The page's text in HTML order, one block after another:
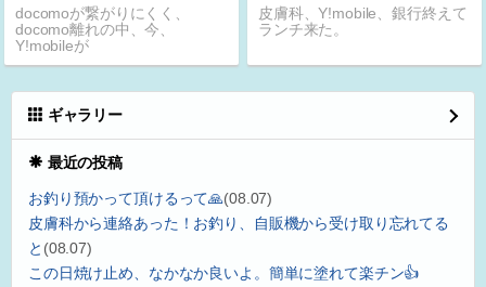
docomoが繋がりにくく、
docomo離れの中、今、
Y!mobileが
皮膚科、Y!mobile、銀行終えて
ランチ来た。
ギャラリー
最近の投稿
お釣り預かって頂けるって🙏(08.07)
皮膚科から連絡あった！お釣り、自販機から受け取り忘れてる
と (08.07)
この日焼け止め、なかなか良いよ。簡単に塗れて楽チン👍